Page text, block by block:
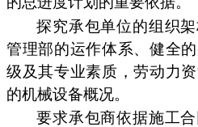
探究承包单位的组织
管理部的运作体系、健全
级及其专业素质，劳动力
的机械设备概况。
要求承包商依据施工